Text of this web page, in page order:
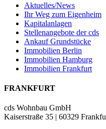
Aktuelles/News
Ihr Weg zum Eigenheim
Kapitalanlagen
Stellenangebote der cds
Ankauf Grundstücke
Immobilien Berlin
Immobilien Hamburg
Immobilien Frankfurt
FRANKFURT
cds Wohnbau GmbH
Kaiserstraße 35 | 60329